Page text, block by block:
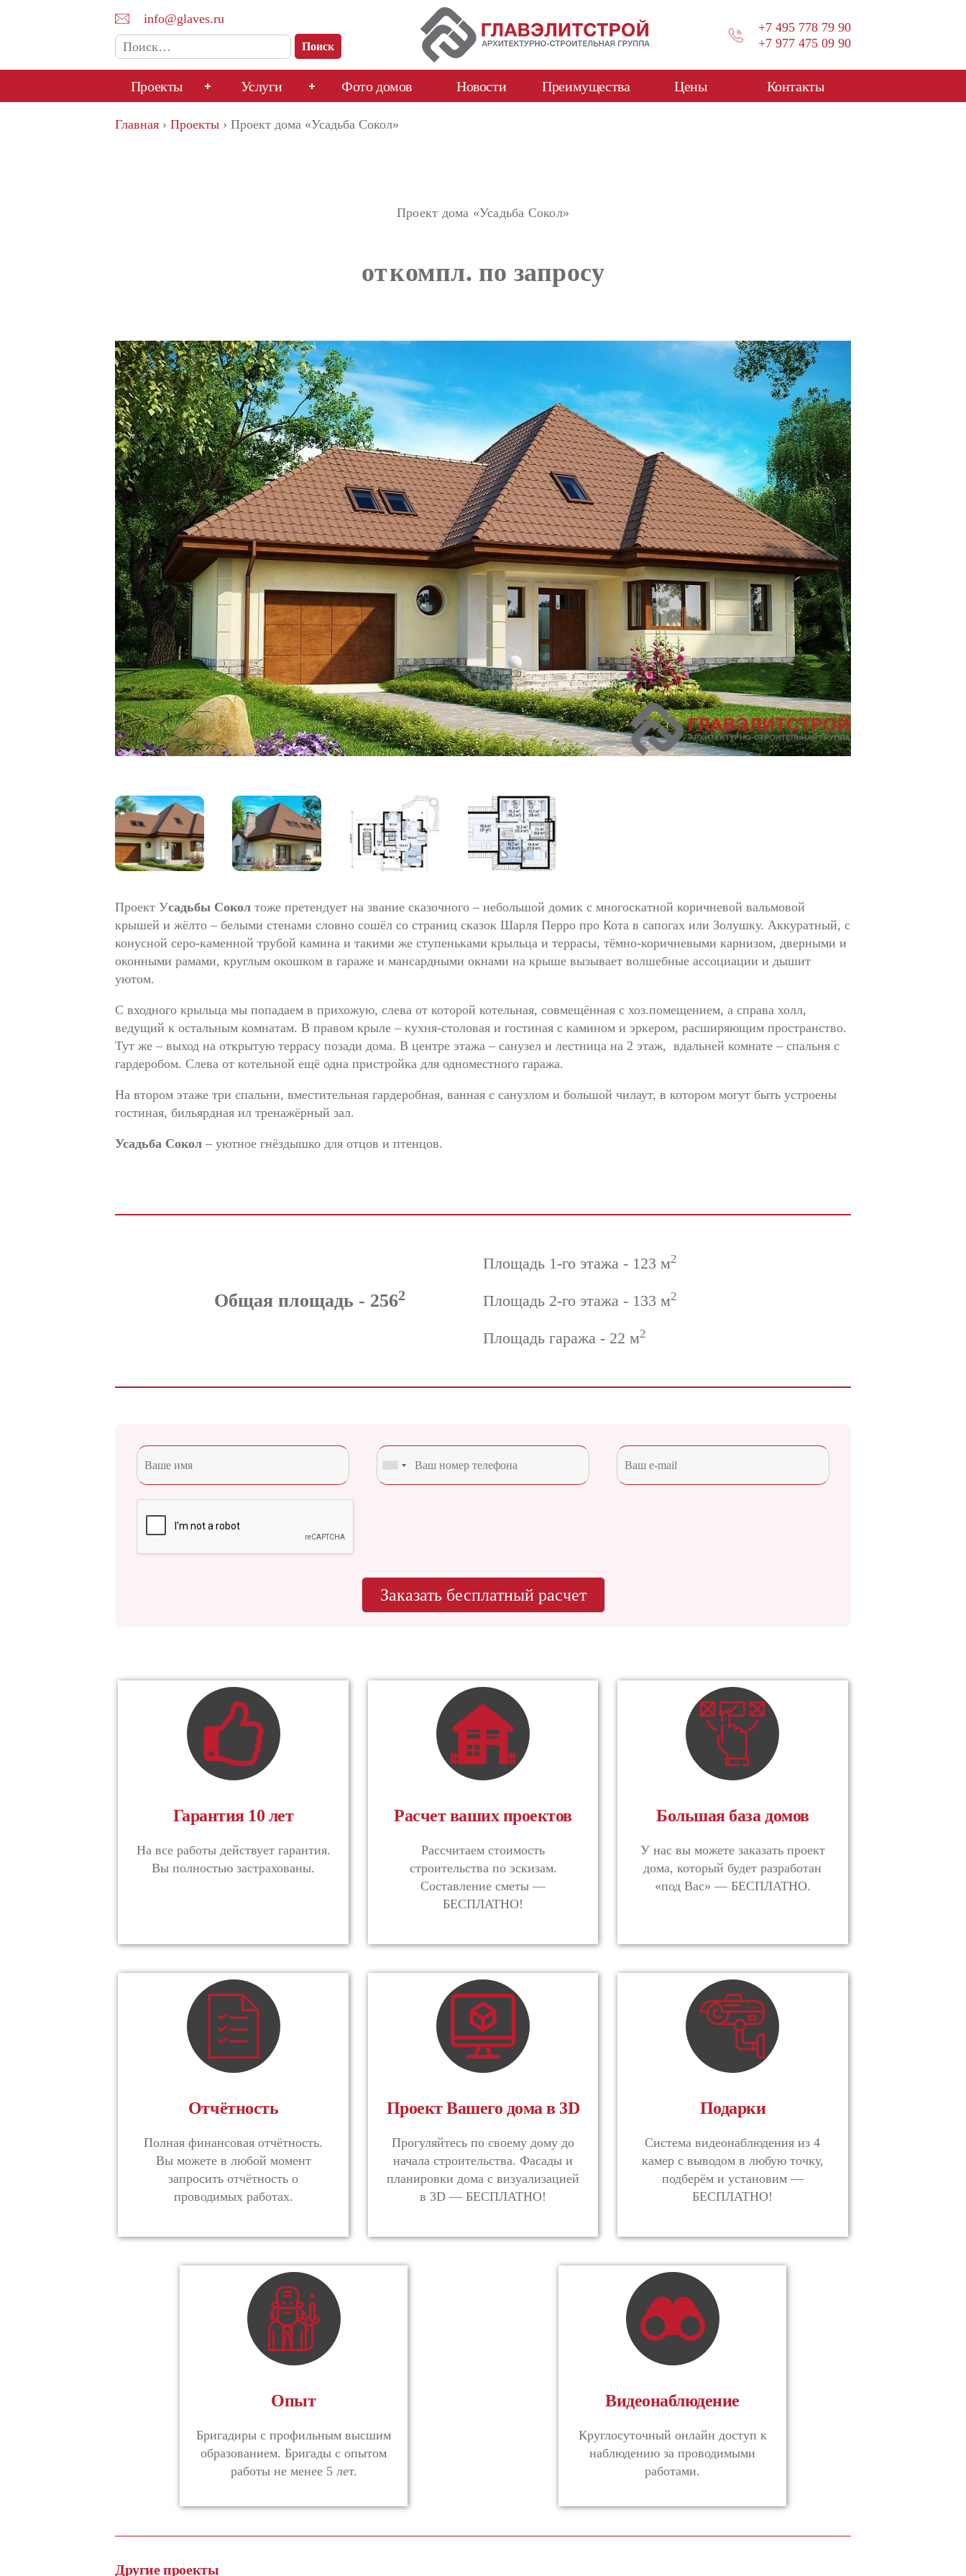
info@glaves.ru
Найти:
+7 495 778 79 90
+7 977 475 09 90
Проекты Услуги Фото домов Новости Преимущества Цены Контакты
Главная › Проекты › Проект дома «Усадьба Сокол»
Проект дома «Усадьба Сокол»
откомпл. по запросу
Проект Усадьбы Сокол тоже претендует на звание сказочного – небольшой домик с многоскатной коричневой вальмовой
крышей и жёлто – белыми стенами словно сошёл со страниц сказок Шарля Перро про Кота в сапогах или Золушку. Аккуратный, с
конусной серо-каменной трубой камина и такими же ступеньками крыльца и террасы, тёмно-коричневыми карнизом, дверными и
оконными рамами, круглым окошком в гараже и мансардными окнами на крыше вызывает волшебные ассоциации и дышит
уютом.
С входного крыльца мы попадаем в прихожую, слева от которой котельная, совмещённая с хоз.помещением, а справа холл,
ведущий к остальным комнатам. В правом крыле – кухня-столовая и гостиная с камином и эркером, расширяющим пространство.
Тут же – выход на открытую террасу позади дома. В центре этажа – санузел и лестница на 2 этаж, вдальней комнате – спальня с
гардеробом. Слева от котельной ещё одна пристройка для одноместного гаража.
На втором этаже три спальни, вместительная гардеробная, ванная с санузлом и большой чилаут, в котором могут быть устроены
гостиная, бильярдная ил тренажёрный зал.
Усадьба Сокол – уютное гнёздышко для отцов и птенцов.
Общая площадь - 2562
Площадь 1-го этажа - 123 м2
Площадь 2-го этажа - 133 м2
Площадь гаража - 22 м2
Заказать бесплатный расчет
Гарантия 10 лет
На все работы действует гарантия.
Вы полностью застрахованы.
Расчет ваших проектов
Рассчитаем стоимость
строительства по эскизам.
Составление сметы —
БЕСПЛАТНО!
Большая база домов
У нас вы можете заказать проект
дома, который будет разработан
«под Вас» — БЕСПЛАТНО.
Отчётность
Полная финансовая отчётность.
Вы можете в любой момент
запросить отчётность о
проводимых работах.
Проект Вашего дома в 3D
Прогуляйтесь по своему дому до
начала строительства. Фасады и
планировки дома с визуализацией
в 3D — БЕСПЛАТНО!
Подарки
Система видеонаблюдения из 4
камер с выводом в любую точку,
подберём и установим —
БЕСПЛАТНО!
Опыт
Бригадиры с профильным высшим
образованием. Бригады с опытом
работы не менее 5 лет.
Видеонаблюдение
Круглосуточный онлайн доступ к
наблюдению за проводимыми
работами.
Другие проекты